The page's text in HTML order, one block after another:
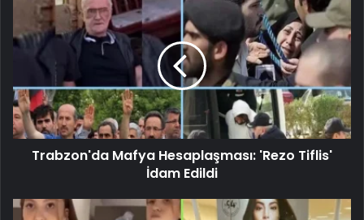
Trabzon'da Mafya Hesaplaşması: 'Rezo Tiflis'
İdam Edildi